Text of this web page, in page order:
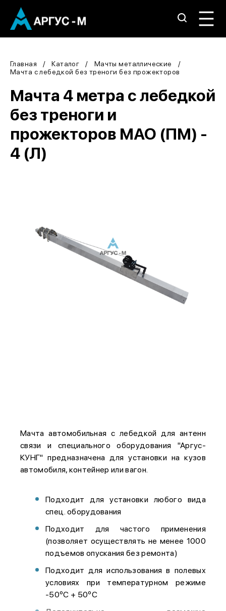
Главная Каталог
Мачты металлические
Мачта с лебедкой без треноги без прожекторов
Мачта 4 метра с лебедкой
без треноги и
прожекторов МАО (ПМ) -
4 (Л)
Мачта автомобильная с лебедкой для антенн
связи и специального оборудования "Аргус-
КУНГ" предназначена для установки на кузов
автомобиля, контейнер или вагон.
Подходит для установки любого вида
спец. оборудования
Подходит для частого применения
(позволяет осуществлять не менее 1000
подъемов опускания без ремонта)
Подходит для использования в полевых
условиях при температурном режиме
-50ºС + 50ºС